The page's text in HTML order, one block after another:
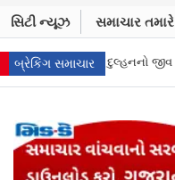
સિટી ન્યૂઝ સમાચાર
બ્રેકિંગ સમાચાર
બાદ કહ્યું “હું ઘરે જઈ શકું?”